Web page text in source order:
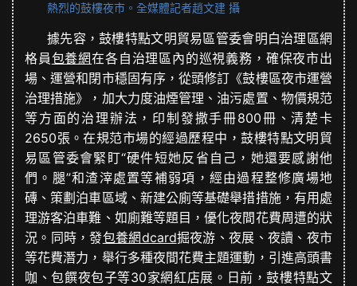
熱烈的鼓樓夜市。全媒體記者趙文建 攝
據先容，鼓樓特點文明貿易區管委會明白治理區網
格員包養網在各自治理區內的巡視義務，確保夜市出
場、運營和閉市穩固有序，從頭修訂《鼓樓區夜市運營
治理措施》，加大力度油煙管理、油污處置、物價規范
等方面的治理辦法，印制發撒手冊800冊、清楚卡
2650張。在規范市場的經過歷程中，鼓樓特點文明貿
易區管委會緊盯“硬件短她反省自己，她還要感謝他
們。腿”和渣滓處置等補弱項，經由過程整修廣場地
磚、策劃泊車區域、新建公廁等基礎舉措措施，有用處
理游客泊車難、如廁難等題目，優化夜間花費周遭的狀
況。同時，發包養網dcard掘夜游、夜展、夜讀、夜市
等花費潛力，舉行多種夜間花費主題運動，引進高頭書
咖、包饌夜包子等30家網紅店展。日前，鼓樓特點文